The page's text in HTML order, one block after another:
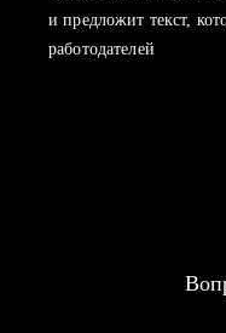
и предложит текст,
работодателей